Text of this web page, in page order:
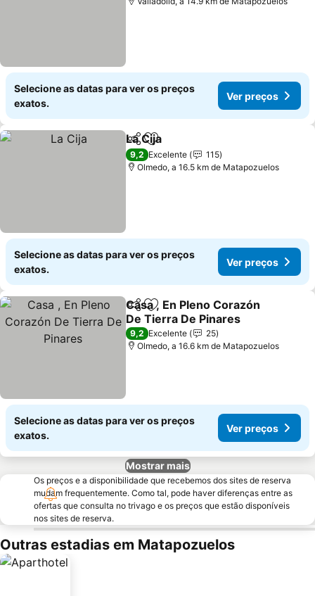
Selecione as datas para ver os preços
exatos.
Ver preços
PartilharAdicionar aos favoritos
La Cija
9,2 Excelente
115
Olmedo, a 16.5 km de Matapozuelos
Selecione as datas para ver os preços
exatos.
Ver preços
PartilharAdicionar aos favoritos
Casa , En Pleno Corazón
De Tierra De Pinares
9,2 Excelente
25
Olmedo, a 16.6 km de Matapozuelos
Selecione as datas para ver os preços
exatos.
Ver preços
Mostrar mais
Os preços e a disponibilidade que recebemos dos sites de reserva
mudam frequentemente. Como tal, pode haver diferenças entre as
ofertas que consulta no trivago e os preços que estão disponíveis
nos sites de reserva.
Outras estadias em Matapozuelos